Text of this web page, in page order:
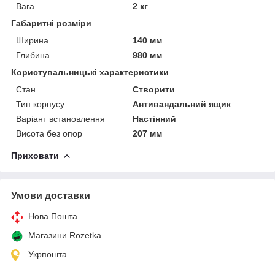
Вага
2 кг
Габаритні розміри
Ширина
140 мм
Глибина
980 мм
Користувальницькі характеристики
Стан
Створити
Тип корпусу
Антивандальний ящик
Варіант встановлення
Настінний
Висота без опор
207 мм
Приховати
Умови доставки
Нова Пошта
Магазини Rozetka
Укрпошта